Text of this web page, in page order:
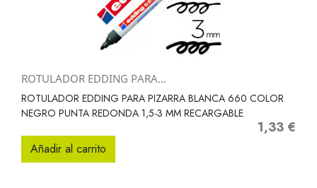
ROTULADOR EDDING PARA...
ROTULADOR EDDING PARA PIZARRA BLANCA 660 COLOR
NEGRO PUNTA REDONDA 1,5-3 MM RECARGABLE
Precio
1,33 €
Añadir al carrito